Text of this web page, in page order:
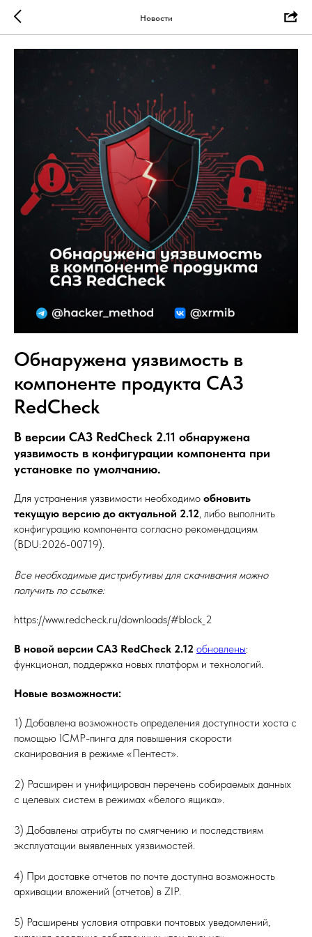
Новости
Обнаружена уязвимость в
компоненте продукта САЗ
RedCheck
В версии САЗ RedCheck 2.11 обнаружена
уязвимость в конфигурации компонента при
установке по умолчанию.
Для устранения уязвимости необходимо обновить
текущую версию до актуальной 2.12, либо выполнить
конфигурацию компонента согласно рекомендациям
(BDU:2026-00719).
Все необходимые дистрибутивы для скачивания можно
получить по ссылке:
https://www.redcheck.ru/downloads/#block_2
В новой версии САЗ RedCheck 2.12 обновлены:
функционал, поддержка новых платформ и технологий.
Новые возможности:
1) Добавлена возможность определения доступности хоста с
помощью ICMP-пинга для повышения скорости
сканирования в режиме «Пентест».
2) Расширен и унифицирован перечень собираемых данных
с целевых систем в режимах «белого ящика».
3) Добавлены атрибуты по смягчению и последствиям
эксплуатации выявленных уязвимостей.
4) При доставке отчетов по почте доступна возможность
архивации вложений (отчетов) в ZIP.
5) Расширены условия отправки почтовых уведомлений,